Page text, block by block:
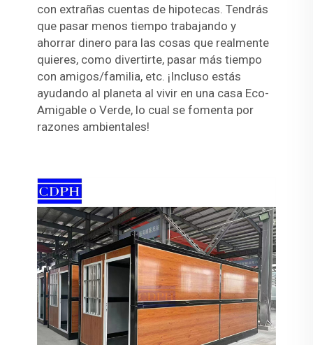
con extrañas cuentas de hipotecas. Tendrás
que pasar menos tiempo trabajando y
ahorrar dinero para las cosas que realmente
quieres, como divertirte, pasar más tiempo
con amigos/familia, etc. ¡Incluso estás
ayudando al planeta al vivir en una casa Eco-
Amigable o Verde, lo cual se fomenta por
razones ambientales!